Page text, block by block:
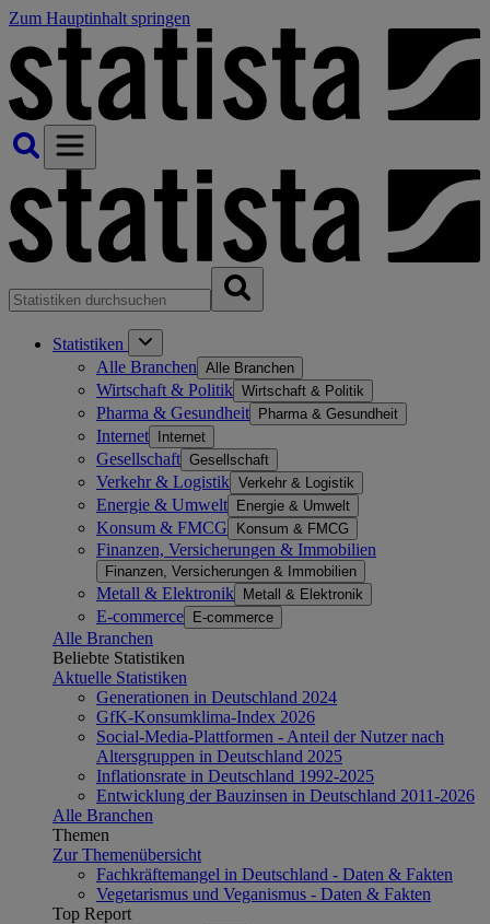
Zum Hauptinhalt springen
Statistiken
Alle Branchen Alle Branchen
Wirtschaft & Politik Wirtschaft & Politik
Pharma & Gesundheit Pharma & Gesundheit
Internet Internet
Gesellschaft Gesellschaft
Verkehr & Logistik Verkehr & Logistik
Energie & Umwelt Energie & Umwelt
Konsum & FMCG Konsum & FMCG
Finanzen, Versicherungen & Immobilien
Finanzen, Versicherungen & Immobilien
Metall & Elektronik Metall & Elektronik
E-commerce E-commerce
Alle Branchen
Beliebte Statistiken
Aktuelle Statistiken
Generationen in Deutschland 2024
GfK-Konsumklima-Index 2026
Social-Media-Plattformen - Anteil der Nutzer nach
Altersgruppen in Deutschland 2025
Inflationsrate in Deutschland 1992-2025
Entwicklung der Bauzinsen in Deutschland 2011-2026
Alle Branchen
Themen
Zur Themenübersicht
Fachkräftemangel in Deutschland - Daten & Fakten
Vegetarismus und Veganismus - Daten & Fakten
Top Report